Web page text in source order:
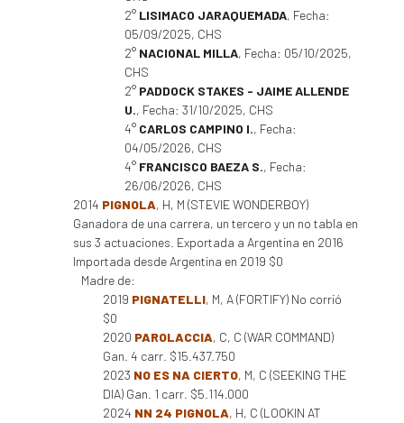
2° LISIMACO JARAQUEMADA, Fecha:
05/09/2025, CHS
2° NACIONAL MILLA, Fecha: 05/10/2025,
CHS
2° PADDOCK STAKES - JAIME ALLENDE
U., Fecha: 31/10/2025, CHS
4° CARLOS CAMPINO I., Fecha:
04/05/2026, CHS
4° FRANCISCO BAEZA S., Fecha:
26/06/2026, CHS
2014 PIGNOLA, H, M (STEVIE WONDERBOY)
Ganadora de una carrera, un tercero y un no tabla en
sus 3 actuaciones. Exportada a Argentina en 2016
Importada desde Argentina en 2019 $0
Madre de:
2019 PIGNATELLI, M, A (FORTIFY) No corrió
$0
2020 PAROLACCIA, C, C (WAR COMMAND)
Gan. 4 carr. $15.437.750
2023 NO ES NA CIERTO, M, C (SEEKING THE
DIA) Gan. 1 carr. $5.114.000
2024 NN 24 PIGNOLA, H, C (LOOKIN AT